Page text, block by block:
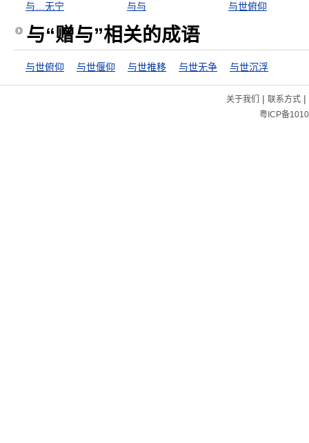
与…无宁
与与 与世俯仰
与“赠与”相关的成语
与世俯仰 与世偃仰 与世推移 与世无争 与世沉浮
关于我们 | 联系方式|
粤ICP备